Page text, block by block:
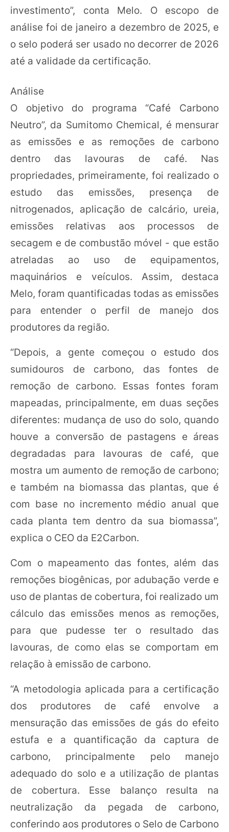
investimento”, conta Melo. O escopo de
análise foi de janeiro a dezembro de 2025, e
o selo poderá ser usado no decorrer de 2026
até a validade da certificação.
Análise
O objetivo do programa “Café Carbono
Neutro”, da Sumitomo Chemical, é mensurar
as emissões e as remoções de carbono
dentro das lavouras de café. Nas
propriedades, primeiramente, foi realizado o
estudo das emissões, presença de
nitrogenados, aplicação de calcário, ureia,
emissões relativas aos processos de
secagem e de combustão móvel - que estão
atreladas ao uso de equipamentos,
maquinários e veículos. Assim, destaca
Melo, foram quantificadas todas as emissões
para entender o perfil de manejo dos
produtores da região.
“Depois, a gente começou o estudo dos
sumidouros de carbono, das fontes de
remoção de carbono. Essas fontes foram
mapeadas, principalmente, em duas seções
diferentes: mudança de uso do solo, quando
houve a conversão de pastagens e áreas
degradadas para lavouras de café, que
mostra um aumento de remoção de carbono;
e também na biomassa das plantas, que é
com base no incremento médio anual que
cada planta tem dentro da sua biomassa”,
explica o CEO da E2Carbon.
Com o mapeamento das fontes, além das
remoções biogênicas, por adubação verde e
uso de plantas de cobertura, foi realizado um
cálculo das emissões menos as remoções,
para que pudesse ter o resultado das
lavouras, de como elas se comportam em
relação à emissão de carbono.
“A metodologia aplicada para a certificação
dos produtores de café envolve a
mensuração das emissões de gás do efeito
estufa e a quantificação da captura de
carbono, principalmente pelo manejo
adequado do solo e a utilização de plantas
de cobertura. Esse balanço resulta na
neutralização da pegada de carbono,
conferindo aos produtores o Selo de Carbono